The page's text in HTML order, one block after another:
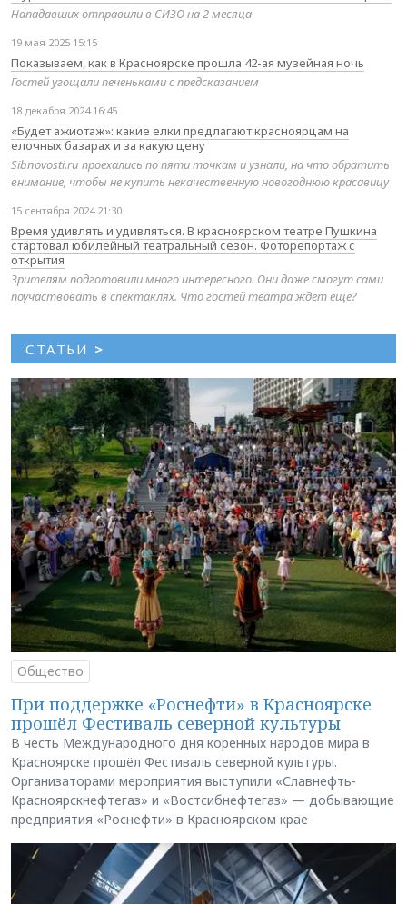
Нападавших отправили в СИЗО на 2 месяца
19 мая 2025 15:15
Показываем, как в Красноярске прошла 42-ая музейная ночь
Гостей угощали печеньками с предсказанием
18 декабря 2024 16:45
«Будет ажиотаж»: какие елки предлагают красноярцам на
елочных базарах и за какую цену
Sibnovosti.ru проехались по пяти точкам и узнали, на что обратить
внимание, чтобы не купить некачественную новогоднюю красавицу
15 сентября 2024 21:30
Время удивлять и удивляться. В красноярском театре Пушкина
стартовал юбилейный театральный сезон. Фоторепортаж с
открытия
Зрителям подготовили много интересного. Они даже смогут сами
поучаствовать в спектаклях. Что гостей театра ждет еще?
СТАТЬИ >
Общество
При поддержке «Роснефти» в Красноярске
прошёл Фестиваль северной культуры
В честь Международного дня коренных народов мира в
Красноярске прошёл Фестиваль северной культуры.
Организаторами мероприятия выступили «Славнефть-
Красноярскнефтегаз» и «Востсибнефтегаз» — добывающие
предприятия «Роснефти» в Красноярском крае